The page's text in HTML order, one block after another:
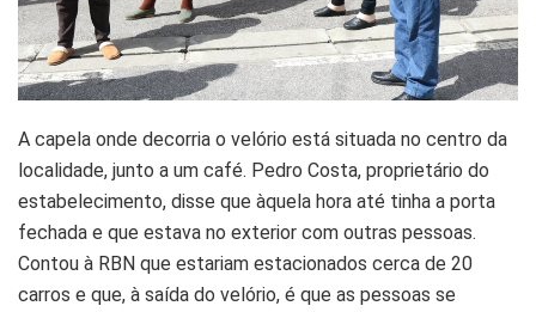
A capela onde decorria o velório está situada no centro da
localidade, junto a um café. Pedro Costa, proprietário do
estabelecimento, disse que àquela hora até tinha a porta
fechada e que estava no exterior com outras pessoas.
Contou à RBN que estariam estacionados cerca de 20
carros e que, à saída do velório, é que as pessoas se